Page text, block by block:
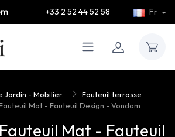
+33 2 52 44 52 58 Fr
Jardin - Mobilier...
Fauteuil terrasse
Mat - Fauteuil Design - Vondom
Mat - Fauteuil